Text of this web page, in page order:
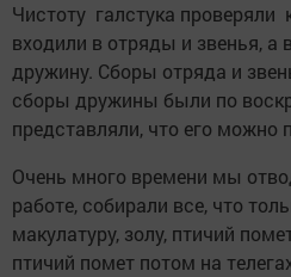
Чистоту галстука
входили в отряды и звенья, а
дружину. Сборы отряда и
сборы дружины были по
представляли, что его можно
Очень много времени мы
работе, собирали все, что
макулатуру, золу, птичий
птичий помет потом на